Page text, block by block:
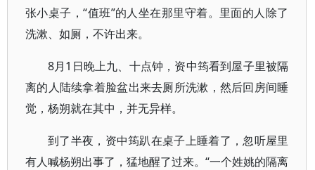
张小桌子，“值班”的人坐在那里守着。里面的人除了
洗漱、如厕，不许出来。
8月1日晚上九、十点钟，资中筠看到屋子里被隔
离的人陆续拿着脸盆出来去厕所洗漱，然后回房间睡
觉，杨朔就在其中，并无异样。
到了半夜，资中筠趴在桌子上睡着了，忽听屋里
有人喊杨朔出事了，猛地醒了过来。“一个姓姚的隔离